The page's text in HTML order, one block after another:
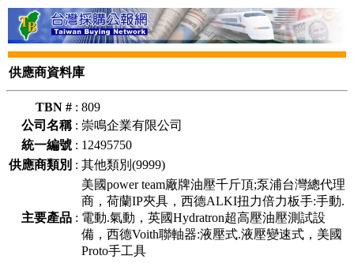
供應商資料庫
TBN # : 809
公司名稱: 崇鳴企業有限公司
統一編號 : 12495750
供應商類別 : 其他類別(9999)
主要產品 :
美國power team廠牌油壓千斤頂;泵浦台灣總代理
商，荷蘭IP夾具，西德ALKI扭力倍力板手:手動.
電動.氣動，英國Hydratron超高壓油壓測試設
備，西德Voith聯軸器:液壓式.液壓變速式，美國
Proto手工具